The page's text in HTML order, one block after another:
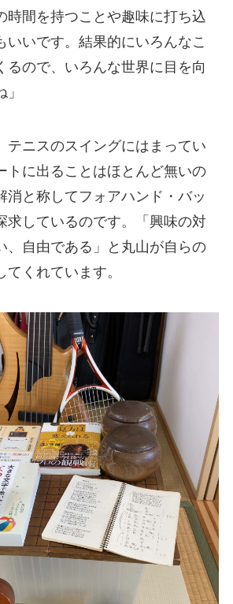
時間を持つことや趣味に打ち込
いいです。結果的にいろんなこ
るので、いろんな世界に目を向
テニスのスイングにはまってい
トに出ることはほとんど無いの
消と称してフォアハンド・バッ
求しているのです。「興味の対
、自由である」と丸山が自らの
くれています。